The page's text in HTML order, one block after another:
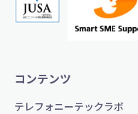
コンテンツ
テレフォニーテックラボ